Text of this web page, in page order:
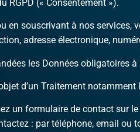
RGPD (« Consentement »).
en souscrivant à nos services,
adresse électronique,
les Données obligatoires
d’un Traitement notamment
un formulaire de contact sur le
: par téléphone, email ou